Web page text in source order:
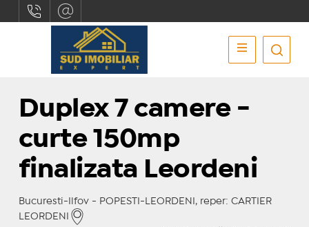
Duplex 7 camere -
curte 150mp
finalizata Leordeni
Bucuresti-Ilfov - POPESTI-LEORDENI, reper: CARTIER
LEORDENI